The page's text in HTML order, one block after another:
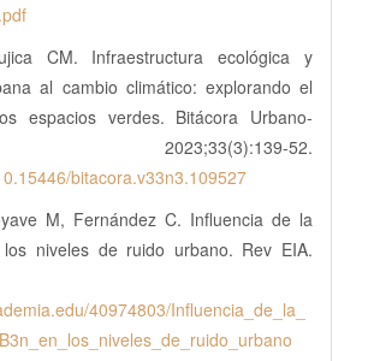
CM. Infraestructura ecológica y
al cambio climático: explorando el
espacios verdes. Bitácora Urbano-
2023;33(3):139-52.
bitacora.v33n3.109527
M, Fernández C. Influencia de la
niveles de ruido urbano. Rev EIA.
40974803/Influencia_de_la_